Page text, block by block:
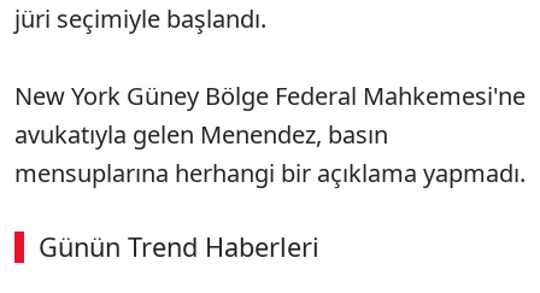
jüri seçimiyle başlandı.
New York Güney Bölge Federal Mahkemesi'ne
avukatıyla gelen Menendez, basın
mensuplarına herhangi bir açıklama yapmadı.
Günün Trend Haberleri